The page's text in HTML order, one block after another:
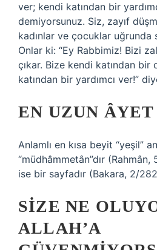
ver; kendi katından bir
demiyorsunuz. Siz, zayıf
kadınlar ve çocuklar uğrunda
Onlar ki: “Ey Rabbimiz! Bizi
çıkar. Bize kendi katından bir
katından bir yardımcı ver!”
EN UZUN ÂYET
Anlamlı en kısa beyit “yeşil”
“müdhâmmetân”dır
ise bir sayfadır (Bakara, 2/
SIZE NE
ALLAH’A